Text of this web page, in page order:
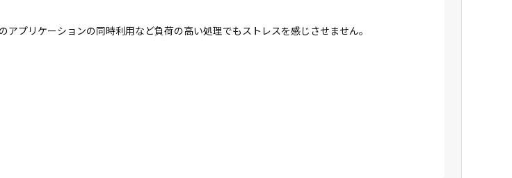
プリケーションの同時利用など負荷の高い処理でもストレスを感じさせません。